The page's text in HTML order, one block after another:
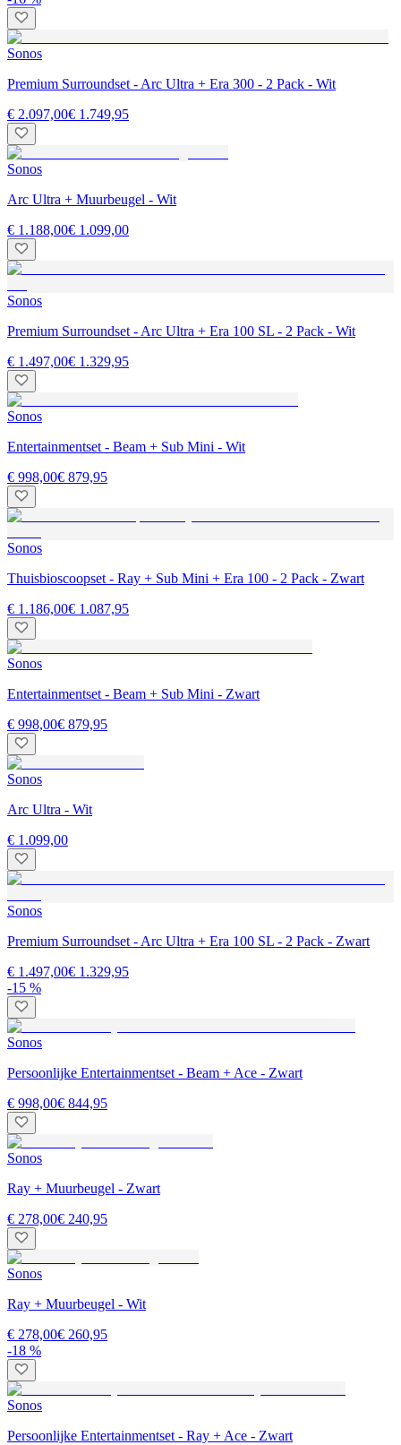
Sonos
Premium Surroundset - Arc Ultra + Era 300 - 2 Pack - Wit
€ 2.097,00€ 1.749,95
Sonos
Arc Ultra + Muurbeugel - Wit
€ 1.188,00€ 1.099,00
Sonos
Premium Surroundset - Arc Ultra + Era 100 SL - 2 Pack - Wit
€ 1.497,00€ 1.329,95
Sonos
Entertainmentset - Beam + Sub Mini - Wit
€ 998,00€ 879,95
Sonos
Thuisbioscoopset - Ray + Sub Mini + Era 100 - 2 Pack - Zwart
€ 1.186,00€ 1.087,95
Sonos
Entertainmentset - Beam + Sub Mini - Zwart
€ 998,00€ 879,95
Sonos
Arc Ultra - Wit
€ 1.099,00
Sonos
Premium Surroundset - Arc Ultra + Era 100 SL - 2 Pack - Zwart
€ 1.497,00€ 1.329,95
-15 %
Sonos
Persoonlijke Entertainmentset - Beam + Ace - Zwart
€ 998,00€ 844,95
Sonos
Ray + Muurbeugel - Zwart
€ 278,00€ 240,95
Sonos
Ray + Muurbeugel - Wit
€ 278,00€ 260,95
-18 %
Sonos
Persoonlijke Entertainmentset - Ray + Ace - Zwart